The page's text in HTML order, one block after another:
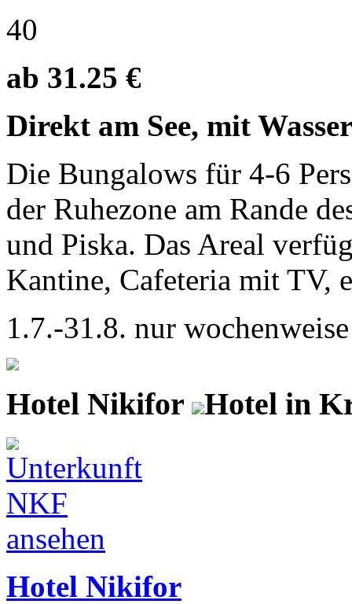
40
ab 31.25 €
Direkt am See, mit
Die Bungalows für 4-6
der Ruhezone am Rande
und Piska. Das Areal
Kantine, Cafeteria mit TV,
1.7.-31.8. nur
Hotel Nikifor Hotel in
Hotel Nikifor